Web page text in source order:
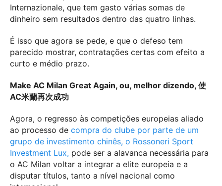
Internazionale, que tem gasto várias somas de
dinheiro sem resultados dentro das quatro linhas.
É isso que agora se pede, e que o defeso tem
parecido mostrar, contratações certas com efeito a
curto e médio prazo.
Make AC Milan Great Again, ou, melhor dizendo, 使
AC米蘭再次成功
Agora, o regresso às competições europeias aliado
ao processo de compra do clube por parte de um
grupo de investimento chinês, o Rossoneri Sport
Investment Lux, pode ser a alavanca necessária para
o AC Milan voltar a integrar a elite europeia e a
disputar títulos, tanto a nível nacional como